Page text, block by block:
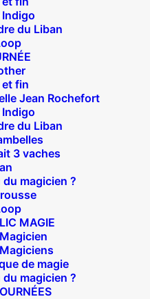
Indigo
du Liban
et fin
Jean Rochefort
Indigo
du Liban
3 vaches
magicien ?
MAGIE
de magie
magicien ?
!
Parisiens
Paris
:
Indigo